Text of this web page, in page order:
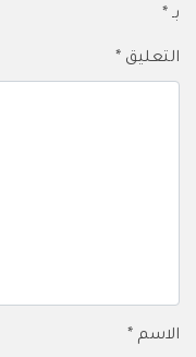
بـ *
التعليق *
الاسم *